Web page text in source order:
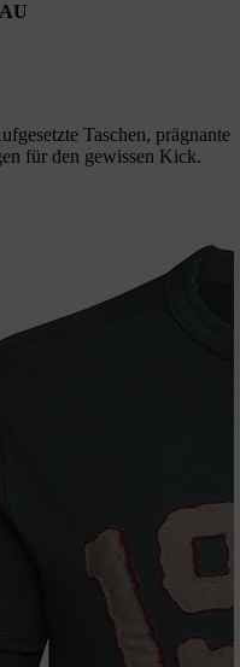
Taschen, prägnante
für den gewissen Kick.